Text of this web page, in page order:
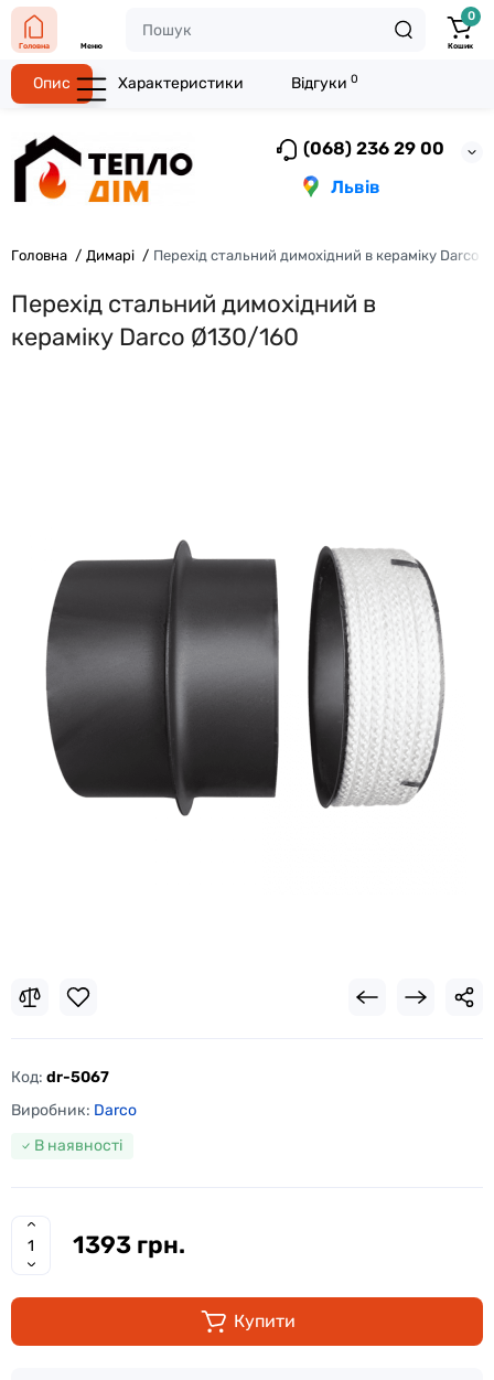
(068) 236 29 00
Львів
Головна Меню
0
Кошик
Головна Димарі Перехід стальний димохідний в кераміку Darco
Перехід стальний димохідний в
кераміку Darco Ø130/160
Код: dr-5067
Виробник: Darco
В наявності
1393 грн.
Купити
Опис Характеристики Відгуки 0